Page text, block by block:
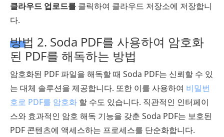
클라우드 업로드를 클릭하여 클라우드 저장소에 저장합니
다.
방법 2. Soda PDF를 사용하여 암호화
된 PDF를 해독하는 방법
암호화된 PDF 파일을 해독할 때 Soda PDF는 신뢰할 수 있
는 대체 솔루션을 제공합니다. 또한 이를 사용하여 비밀번
호로 PDF를 암호화 할 수도 있습니다. 직관적인 인터페이
스와 효과적인 암호 해독 기능을 갖춘 Soda PDF는 보호된
PDF 콘텐츠에 액세스하는 프로세스를 단순화합니다.